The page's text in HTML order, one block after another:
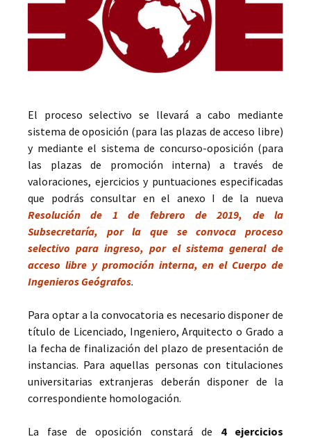
El proceso selectivo se llevará a cabo mediante
sistema de oposición (para las plazas de acceso libre)
y mediante el sistema de concurso-oposición (para
las plazas de promoción interna) a través de
valoraciones, ejercicios y puntuaciones especificadas
que podrás consultar en el anexo I de la nueva
Resolución de 1 de febrero de 2019, de la
Subsecretaría, por la que se convoca proceso
selectivo para ingreso, por el sistema general de
acceso libre y promoción interna, en el Cuerpo de
Ingenieros Geógrafos.
Para optar a la convocatoria es necesario disponer de
título de Licenciado, Ingeniero, Arquitecto o Grado a
la fecha de finalización del plazo de presentación de
instancias. Para aquellas personas con titulaciones
universitarias extranjeras deberán disponer de la
correspondiente homologación.
La fase de oposición constará de 4 ejercicios